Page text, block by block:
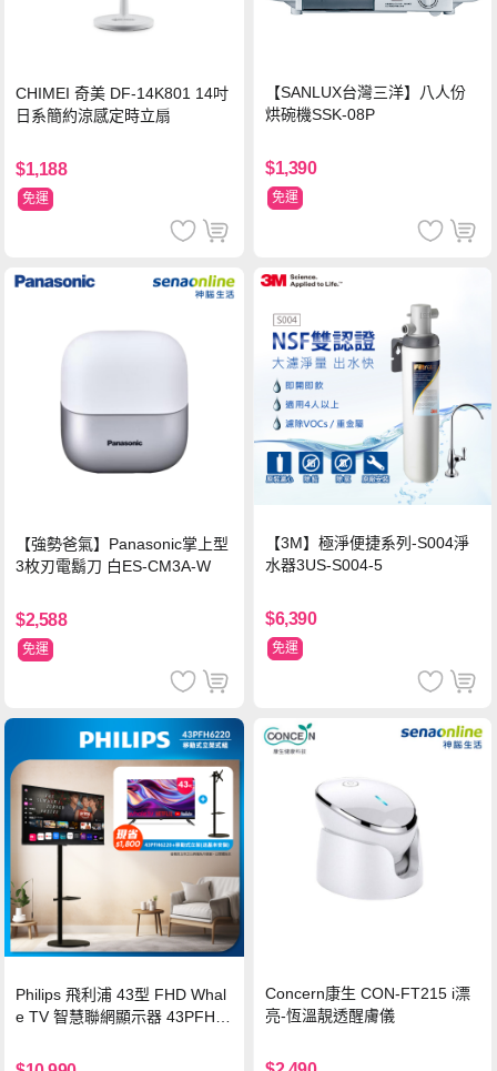
CHIMEI 奇美 DF-14K801 14吋
日系簡約涼感定時立扇
$1,188
免運
【SANLUX台灣三洋】八人份
烘碗機SSK-08P
$1,390
免運
【強勢爸氣】Panasonic掌上型
3枚刃電鬍刀 白ES-CM3A-W
$2,588
免運
【3M】極淨便捷系列-S004淨
水器3US-S004-5
$6,390
免運
Philips 飛利浦 43型 FHD Whal
e TV 智慧聯網顯示器 43PFH6
Concern康生 CON-FT215 i漂
亮-恆溫靚透醒膚儀